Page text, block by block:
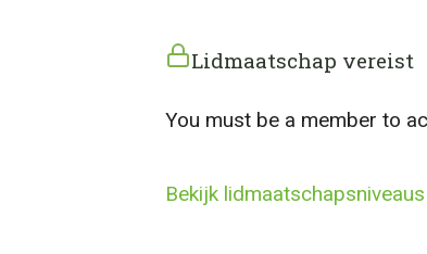
Lidmaatschap vereist
You must be a member to
Bekijk lidmaatschapsniveaus